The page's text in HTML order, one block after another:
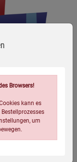
Browsers!
kann es
um